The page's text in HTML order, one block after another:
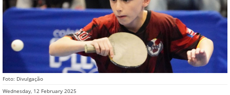
Foto: Divulgação
Wednesday, 12 February 2025